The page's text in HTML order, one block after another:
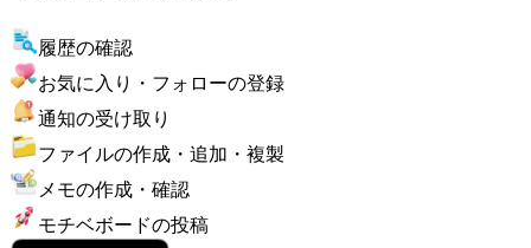
履歴の確認
お気に入り・フォローの登録
通知の受け取り
ファイルの作成・追加・複製
メモの作成・確認
モチベボードの投稿